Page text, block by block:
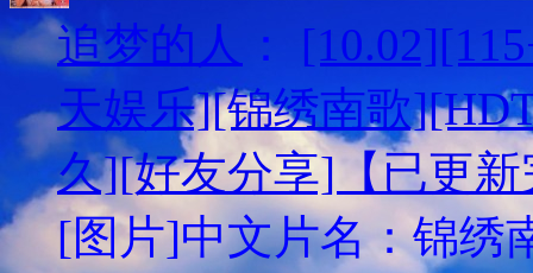
追梦的人 ：
天娱乐][锦绣南歌
久][好友分享]【已更新
[图片]中文片名：锦绣